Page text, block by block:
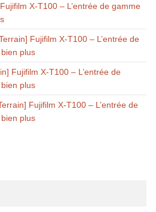
X-T100 – L’entrée de gamme
Fujifilm X-T100 – L’entrée de
plus
Fujifilm X-T100 – L’entrée de
plus
Fujifilm X-T100 – L’entrée de
plus